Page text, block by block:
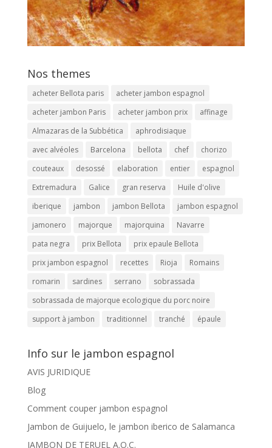
Nos themes
acheter Bellota paris
acheter jambon espagnol
acheter jambon Paris
acheter jambon prix
affinage
Almazaras de la Subbética
aphrodisiaque
avec alvéoles
Barcelona bellota chef
chorizo
couteaux
desossé elaboration entier
espagnol
Extremadura
Galice gran reserva
Huile d'olive
iberique
jambon jambon Bellota
jambon espagnol
jamonero
majorque majorquina
Navarre
pata negra
prix Bellota
prix epaule Bellota
prix jambon espagnol
recettes Rioja
Romains
romarin
sardines serrano
sobrassada
sobrassada de majorque ecologique du porc noire
support à jambon
traditionnel tranché épaule
Info sur le jambon espagnol
AVIS JURIDIQUE
Blog
Comment couper jambon espagnol
Jambon de Guijuelo, le jambon iberico de Salamanca
JAMBON DE TERUEL A.O.C.